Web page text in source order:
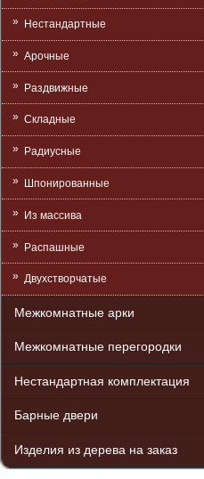
Нестандартные
Арочные
Раздвижные
Складные
Радиусные
Шпонированные
Из массива
Распашные
Двухстворчатые
Межкомнатные арки
Межкомнатные перегородки
Нестандартная комплектация
Барные двери
Изделия из дерева на заказ